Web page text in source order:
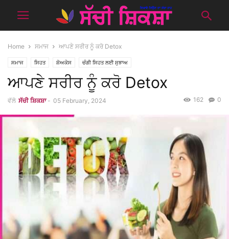
Home ਸਮਾਜ ਆਪਣੇ ਸਰੀਰ ਨੂੰ ਕਰੋ Detox
ਸਮਾਜ ਸਿਹਤ ਸ਼ੋਅਕੇਸ ਚੰਗੀ ਸਿਹਤ ਲਈ ਸੁਝਾਅ
ਆਪਣੇ ਸਰੀਰ ਨੂੰ ਕਰੋ Detox
ਵੱਲੋ ਸੱਚੀ ਸ਼ਿਕਸ਼ਾ - 05 February, 2024 0
162